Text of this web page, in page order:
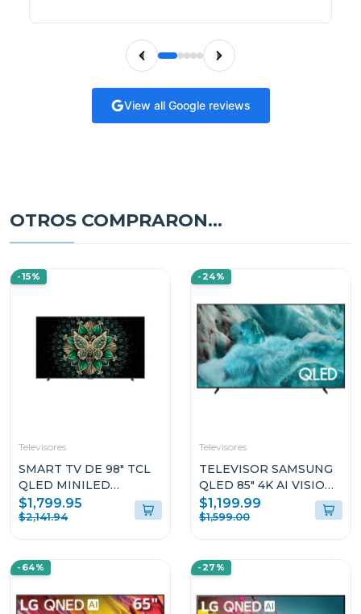
View all Google reviews
OTROS COMPRARON...
-15%
Televisores
SMART TV DE 98" TCL
QLED MINILED
GOOGLE TV 98C6
$1,799.95
$2,141.94
-24%
Televisores
TELEVISOR SAMSUNG
QLED 85" 4K AI VISION
ONE UI TIZEN
QN85Q7F
$1,199.99
$1,599.00
-64% -27%